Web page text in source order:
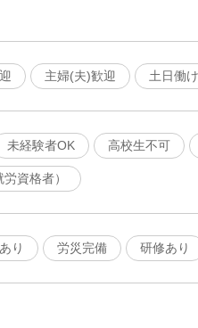
主婦(夫)歓迎 土日働
未経験者OK 高校生不可
資格者）
り
労災完備 研修あり